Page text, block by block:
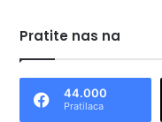
Pratite nas na
44.000
Pratilaca